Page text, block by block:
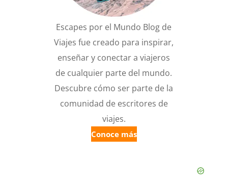
Escapes por el Mundo Blog de
Viajes fue creado para inspirar,
enseñar y conectar a viajeros
de cualquier parte del mundo.
Descubre cómo ser parte de la
comunidad de escritores de
viajes.
Conoce más